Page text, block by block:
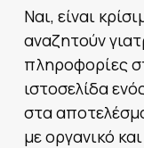
Ναι, είναι
αναζητούν
πληροφορίες
ιστοσελίδα
στα
με οργανικό